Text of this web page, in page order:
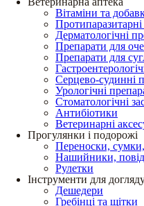
Вітаміни та
Протипаразитарні
Дерматологічні
Препарати для
Препарати для
Серцево-судинні
Урологічні
Стоматологічні
Антибіотики
Ветеринарні
Прогулянки і подорожі
Переноски,
Нашийники,
Рулетки
Інструменти для
Дешедери
Гребінці та щітки